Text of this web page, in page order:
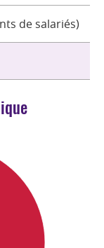
de salariés)